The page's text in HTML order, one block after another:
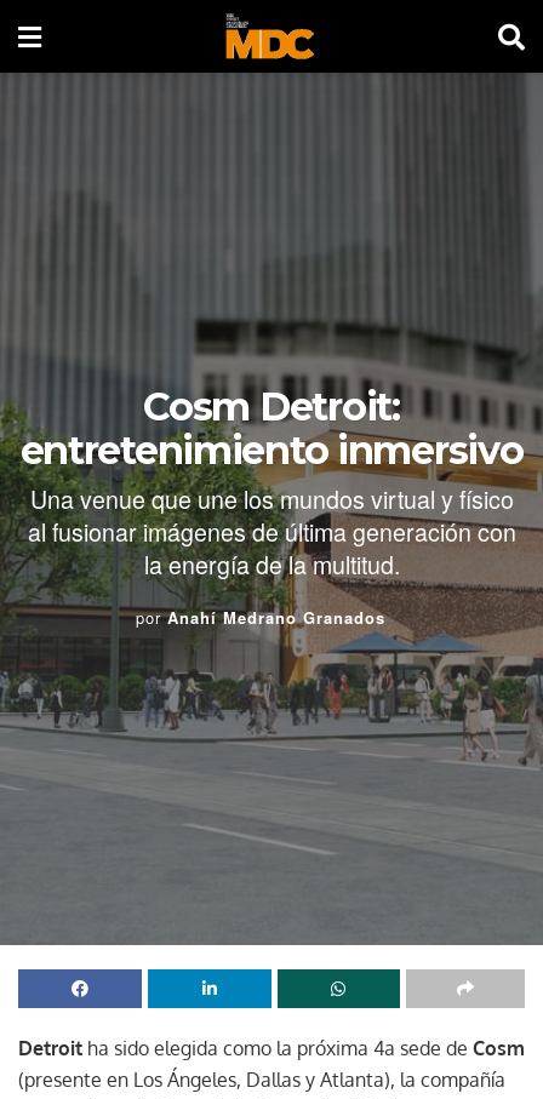
Cosm Detroit:
entretenimiento inmersivo
Una venue que une los mundos virtual y físico
al fusionar imágenes de última generación con
la energía de la multitud.
por Anahí Medrano Granados
Detroit ha sido elegida como la próxima 4a sede de Cosm
(presente en Los Ángeles, Dallas y Atlanta), la compañía